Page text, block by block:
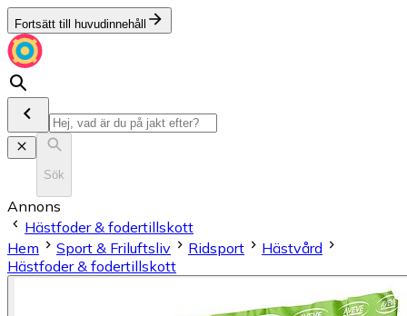
Fortsätt till huvudinnehåll
Sök
Annons
Hästfoder & fodertillskott
Hem
Sport & Friluftsliv Ridsport
Hästvård
Hästfoder & fodertillskott